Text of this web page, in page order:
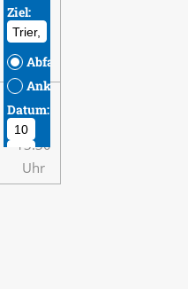
-
13:30
Uhr
08:00
-
13:30
Uhr